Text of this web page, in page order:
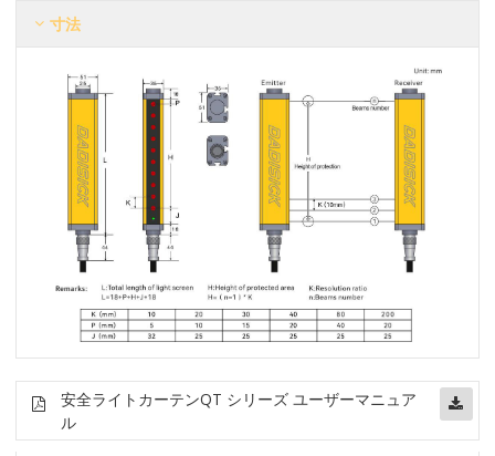
寸法
安全ライトカーテンQT シリーズ ユーザーマニュア
ル